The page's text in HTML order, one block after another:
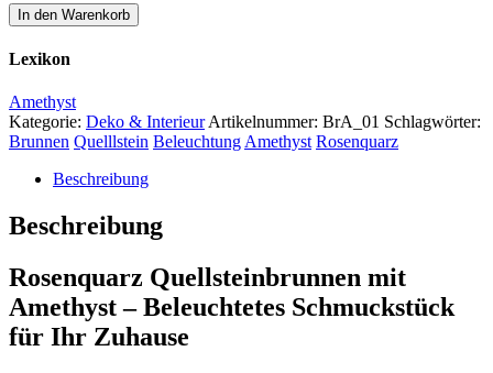
Rosenquarz
Quellsteinbrunnen
Menge
In den Warenkorb
Lexikon
Amethyst
Kategorie: Deko & Interieur Artikelnummer: BrA_01 Schlagwörter:
Brunnen Quelllstein Beleuchtung Amethyst Rosenquarz
Beschreibung
Beschreibung
Rosenquarz Quellsteinbrunnen mit
Amethyst – Beleuchtetes Schmuckstück
für Ihr Zuhause